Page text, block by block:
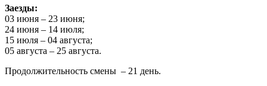
Заезды:
03 июня – 23 июня;
24 июня – 14 июля;
15 июля – 04 августа;
05 августа – 25 августа.
Продолжительность смены – 21 день.